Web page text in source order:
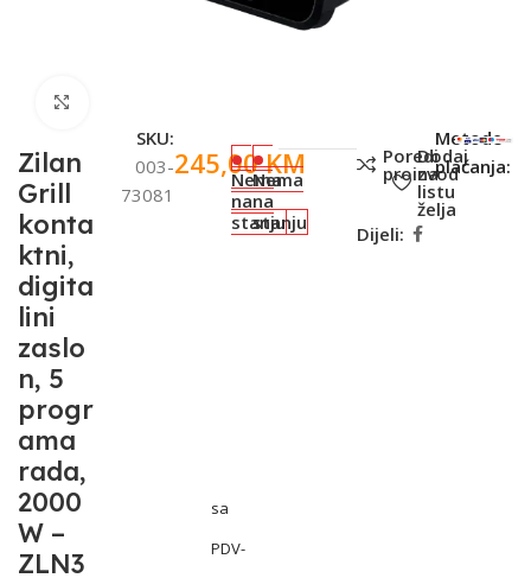
Zilan
Grill
konta
ktni,
digita
lini
zaslo
n, 5
progr
ama
rada,
2000
W –
ZLN3
SKU:
003-
73081
245,00KM
sa
PDV-
Nema
na
stanju
Nema
na
stanju
Poredi
proizvod
Dodaj
na
listu
želja
Dijeli:
Metode
plaćanja: